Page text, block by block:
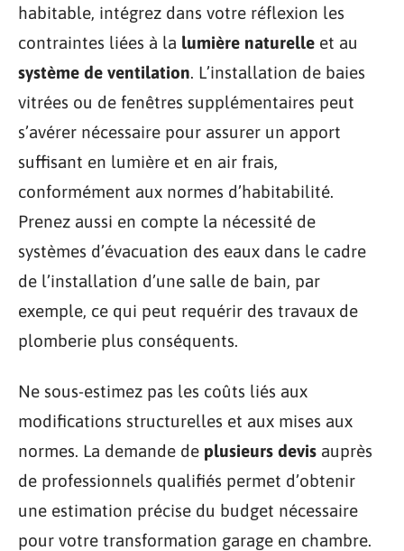
habitable, intégrez dans votre réflexion les
contraintes liées à la lumière naturelle et au
système de ventilation. L’installation de baies
vitrées ou de fenêtres supplémentaires peut
s’avérer nécessaire pour assurer un apport
suffisant en lumière et en air frais,
conformément aux normes d’habitabilité.
Prenez aussi en compte la nécessité de
systèmes d’évacuation des eaux dans le cadre
de l’installation d’une salle de bain, par
exemple, ce qui peut requérir des travaux de
plomberie plus conséquents.
Ne sous-estimez pas les coûts liés aux
modifications structurelles et aux mises aux
normes. La demande de plusieurs devis auprès
de professionnels qualifiés permet d’obtenir
une estimation précise du budget nécessaire
pour votre transformation garage en chambre.